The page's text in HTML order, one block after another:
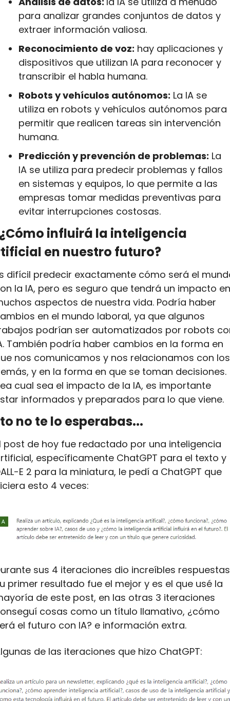
para analizar grandes conjuntos de datos y
extraer información valiosa.
Reconocimiento de voz: hay aplicaciones y
dispositivos que utilizan IA para reconocer y
transcribir el habla humana.
Robots y vehículos autónomos: La IA se
utiliza en robots y vehículos autónomos para
permitir que realicen tareas sin intervención
humana.
Predicción y prevención de problemas: La
IA se utiliza para predecir problemas y fallos
en sistemas y equipos, lo que permite a las
empresas tomar medidas preventivas para
evitar interrupciones costosas.
influirá la inteligencia
en nuestro futuro?
difícil predecir exactamente cómo será el
la IA, pero es seguro que tendrá un impacto en
aspectos de nuestra vida. Podría haber
en el mundo laboral, ya que algunos
podrían ser automatizados por robots
También podría haber cambios en la forma en
nos comunicamos y nos relacionamos con los
y en la forma en que se toman decisiones.
cual sea el impacto de la IA, es importante
informados y preparados para lo que viene.
no te lo esperabas...
post de hoy fue redactado por una inteligencia
específicamente ChatGPT para el texto y
E 2 para la miniatura, le pedí a ChatGPT que
esto 4 veces:
sus 4 iteraciones dio increíbles
primer resultado fue el mejor y es el que usé la
de este post, en las otras 3 iteraciones
cosas como un título llamativo, ¿cómo
el futuro con IA? e información extra.
de las iteraciones que hizo ChatGPT: